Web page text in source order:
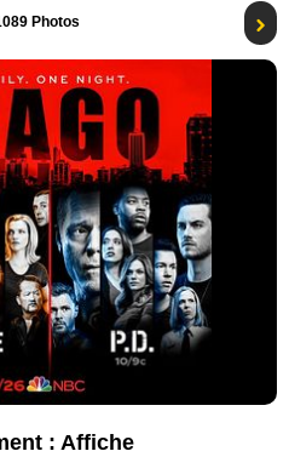
Photos
: Affiche